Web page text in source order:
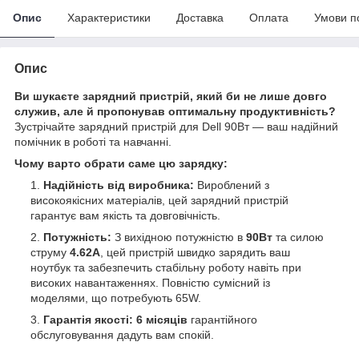
Опис Характеристики Доставка Оплата Умови
Опис
Ви шукаєте зарядний пристрій, який би не лише довго
служив, але й пропонував оптимальну продуктивність?
Зустрічайте зарядний пристрій для Dell 90Вт — ваш надійний
помічник в роботі та навчанні.
Чому варто обрати саме цю зарядку:
Надійність від виробника: Вироблений з
високоякісних матеріалів, цей зарядний пристрій
гарантує вам якість та довговічність.
Потужність: З вихідною потужністю в 90Вт та силою
струму 4.62А , цей пристрій швидко зарядить ваш
ноутбук та забезпечить стабільну роботу навіть при
високих навантаженнях. Повністю сумісний із
моделями, що потребують 65W.
Гарантія якості: 6 місяців гарантійного
обслуговування дадуть вам спокій.